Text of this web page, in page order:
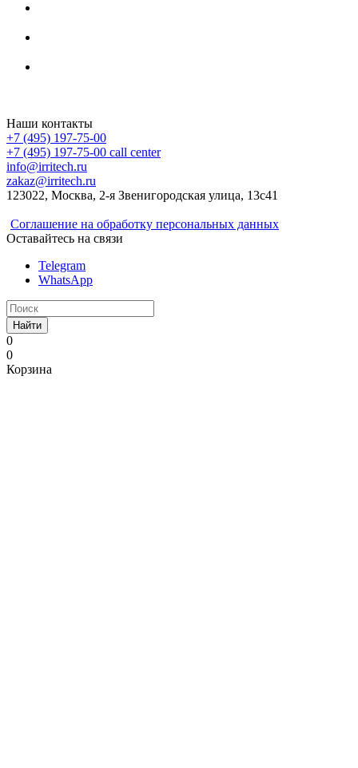
Наши контакты
+7 (495) 197-75-00
+7 (495) 197-75-00 call center
info@irritech.ru
zakaz@irritech.ru
123022, Москва, 2-я Звенигородская улица, 13с41
Соглашение на обработку персональных данных
Оставайтесь на связи
Telegram
WhatsApp
Найти
0
0
Корзина